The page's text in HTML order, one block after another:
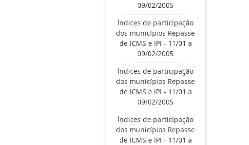
09/02/2005
Índices de participação
dos municípios Repasse
de ICMS e IPI - 11/01 a
09/02/2005
Índices de participação
dos municípios Repasse
de ICMS e IPI - 11/01 a
09/02/2005
Índices de participação
dos municípios Repasse
de ICMS e IPI - 11/01 a